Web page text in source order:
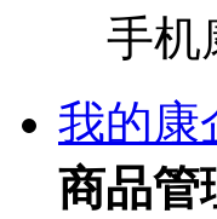
手机
我的康
商品管